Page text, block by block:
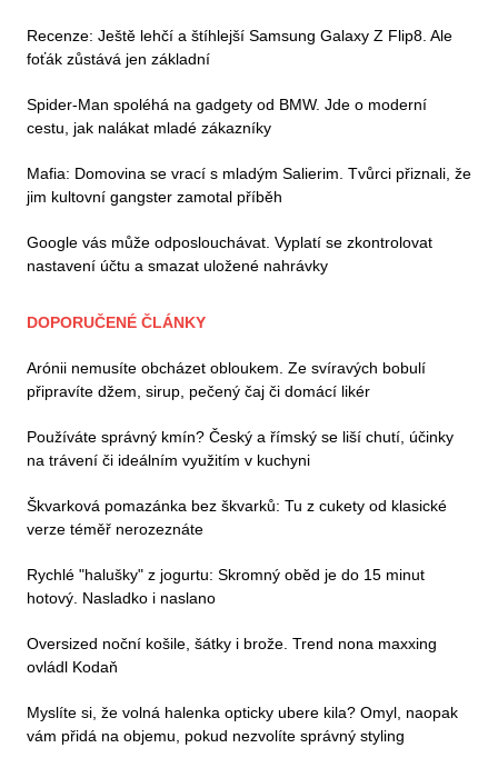
Recenze: Ještě lehčí a štíhlejší Samsung Galaxy Z Flip8. Ale
foťák zůstává jen základní
Spider-Man spoléhá na gadgety od BMW. Jde o moderní
cestu, jak nalákat mladé zákazníky
Mafia: Domovina se vrací s mladým Salierim. Tvůrci přiznali, že
jim kultovní gangster zamotal příběh
Google vás může odposlouchávat. Vyplatí se zkontrolovat
nastavení účtu a smazat uložené nahrávky
DOPORUČENÉ ČLÁNKY
Arónii nemusíte obcházet obloukem. Ze svíravých bobulí
připravíte džem, sirup, pečený čaj či domácí likér
Používáte správný kmín? Český a římský se liší chutí, účinky
na trávení či ideálním využitím v kuchyni
Škvarková pomazánka bez škvarků: Tu z cukety od klasické
verze téměř nerozeznáte
Rychlé "halušky" z jogurtu: Skromný oběd je do 15 minut
hotový. Nasladko i naslano
Oversized noční košile, šátky i brože. Trend nona maxxing
ovládl Kodaň
Myslíte si, že volná halenka opticky ubere kila? Omyl, naopak
vám přidá na objemu, pokud nezvolíte správný styling